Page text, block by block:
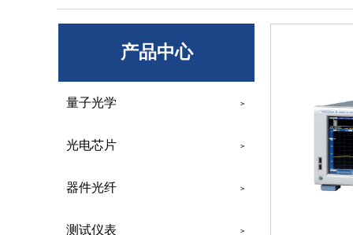
产品中心
量子光学 >
光电芯片 >
器件光纤 >
测试仪表 >